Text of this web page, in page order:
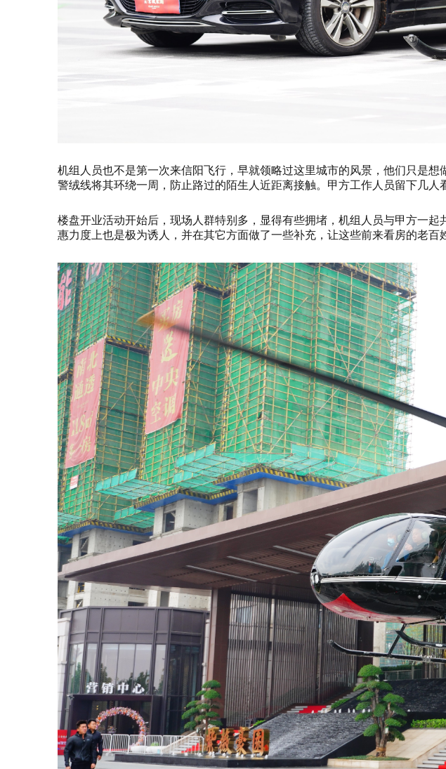
机组人员也不是第一次来信阳飞行，早就领略过这里城市的风景，他们只是
警绒线将其环绕一周，防止路过的陌生人近距离接触。甲方工作人员留下几人
楼盘开业活动开始后，现场人群特别多，显得有些拥堵，机组人员与甲方一
惠力度上也是极为诱人，并在其它方面做了一些补充，让这些前来看房的老百